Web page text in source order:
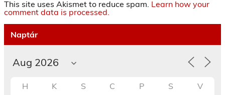
This site uses Akismet to reduce spam. Learn how your
comment data is processed.
Naptár
H K S C P S V